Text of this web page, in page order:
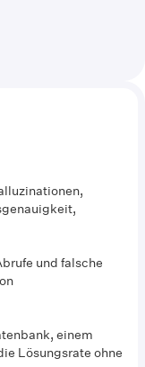
und falsche
einem
Lösungsrate ohne